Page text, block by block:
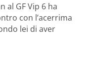
al GF Vip 6 ha
con l’acerrima
lei di aver